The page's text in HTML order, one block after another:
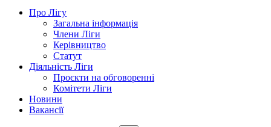
Про Лігу
Загальна інформація
Члени Ліги
Керівництво
Статут
Діяльність Ліги
Проєкти на обговоренні
Комітети Ліги
Новини
Вакансії